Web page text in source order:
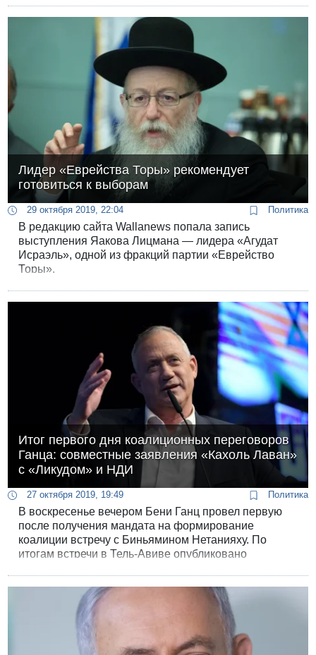
Лидер «Еврейства Торы» рекомендует
готовиться к выборам
29 октября 2019, 22:04 Политика
В редакцию сайта Wallanews попала запись
выступления Яакова Лицмана — лидера «Агудат
Исраэль», одной из фракций партии «Еврейство
Торы».
Итог первого дня коалиционных переговоров
Ганца: совместные заявления «Кахоль Лаван»
с «Ликудом» и НДИ
27 октября 2019, 19:49 Политика
В воскресенье вечером Бени Ганц провел первую
после получения мандата на формирование
коалиции встречу с Биньямином Нетанияху. По
итогам встречи в Тель-Авиве опубликовано
представителями «Ликуда» и НДИ.